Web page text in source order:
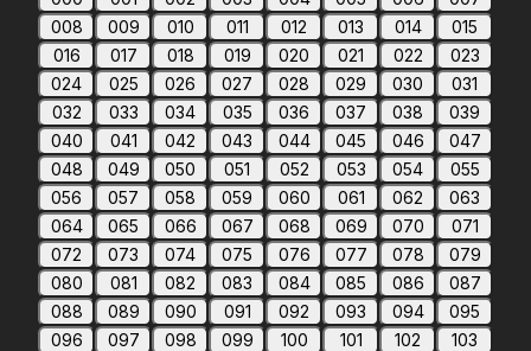
008
009 010 011 012 013 014
015
016
017 018 019 020 021 022
023
024
025 026 027 028 029 030
031
032
033 034 035 036 037 038
039
040
041 042 043 044 045 046
047
048
049 050 051 052 053 054
055
056
057 058 059 060 061 062
063
064
065 066 067 068 069 070
071
072
073 074 075 076 077 078
079
080
081 082 083 084 085 086
087
088
089 090 091 092 093 094
095
096
097 098 099 100 101 102
103